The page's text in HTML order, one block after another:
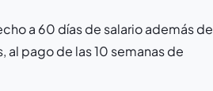
a 60 días de salario además de
pago de las 10 semanas de